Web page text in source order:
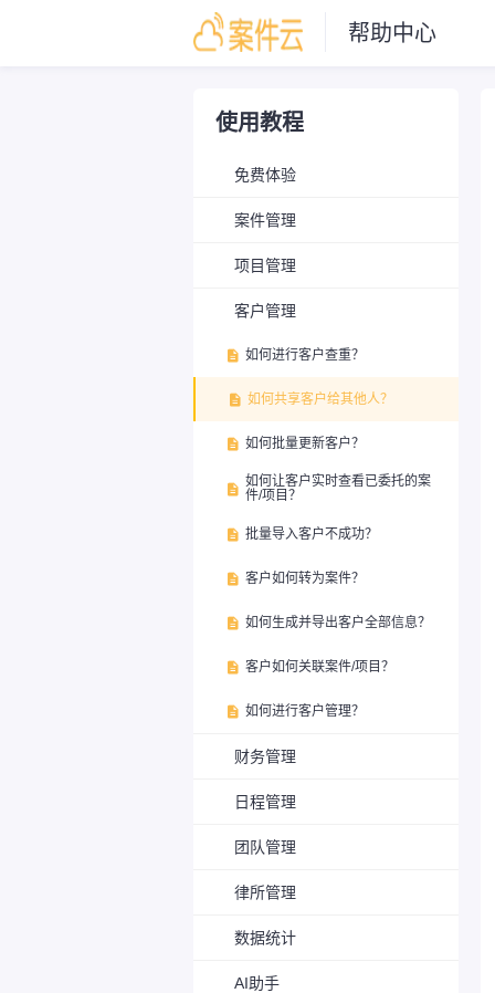
帮助中心
使用教程
免费体验
案件管理
项目管理
客户管理
 如何进行客户查重？
 如何共享客户给其他人？
 如何批量更新客户？
 如何让客户实时查看已委托的案
件/项目？
 批量导入客户不成功？
 客户如何转为案件？
 如何生成并导出客户全部信息？
 客户如何关联案件/项目？
 如何进行客户管理？
财务管理
日程管理
团队管理
律所管理
数据统计
AI助手